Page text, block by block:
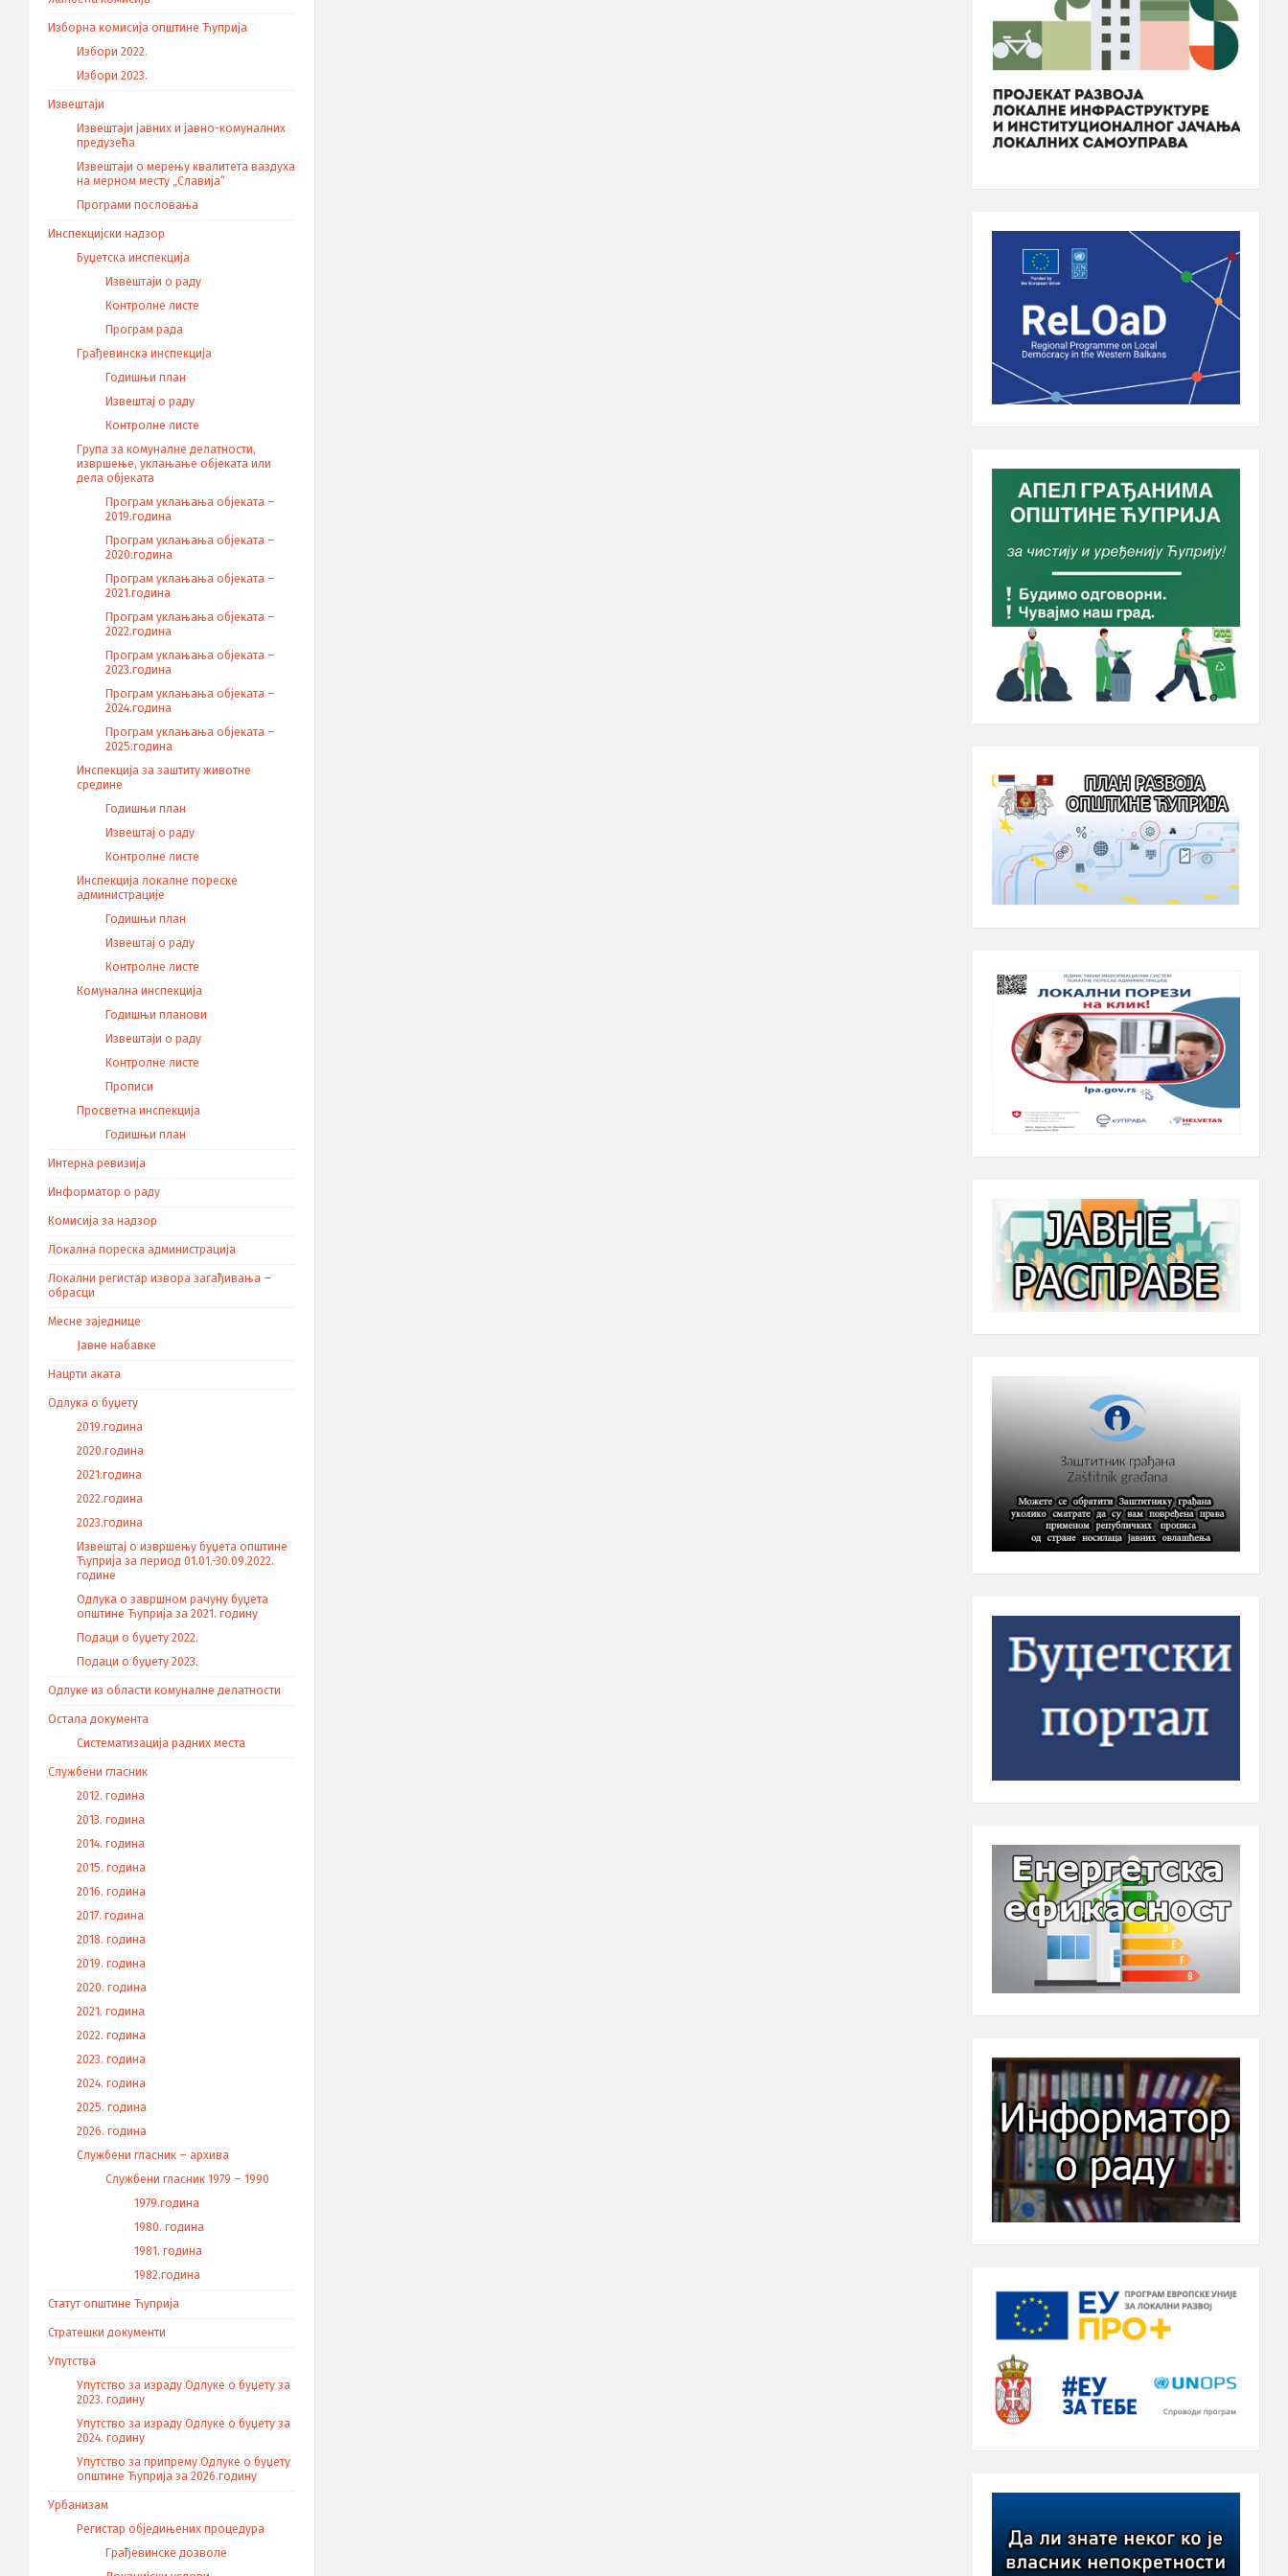
Изборна комисија општине Ћуприја
Избори 2022.
Избори 2023.
Извештаји
Извештаји јавних и јавно-комуналних
предузећа
Извештаји о мерењу квалитета ваздуха
на мерном месту „Славија“
Програми пословања
Инспекцијски надзор
Буџетска инспекција
Извештаји о раду
Контролне листе
Програм рада
Грађевинска инспекција
Годишњи план
Извештај о раду
Контролне листе
Група за комуналне делатности,
извршење, уклањање објеката или
дела објеката
Програм уклањања објеката –
2019.година
Програм уклањања објеката –
2020.година
Програм уклањања објеката –
2021.година
Програм уклањања објеката –
2022.година
Програм уклањања објеката –
2023.година
Програм уклањања објеката –
2024.година
Програм уклањања објеката –
2025.година
Инспекција за заштиту животне
средине
Годишњи план
Извештај о раду
Контролне листе
Инспекција локалне пореске
администрације
Годишњи план
Извештај о раду
Контролне листе
Комунална инспекција
Годишњи планови
Извештаји о раду
Контролне листе
Прописи
Просветна инспекција
Годишњи план
Интерна ревизија
Информатор о раду
Комисија за надзор
Локална пореска администрација
Локални регистар извора загађивања –
обрасци
Месне заједнице
Јавне набавке
Нацрти аката
Одлука о буџету
2019.година
2020.година
2021.година
2022.година
2023.година
Извештај о извршењу буџета општине
Ћуприја за период 01.01.-30.09.2022.
године
Одлука о завршном рачуну буџета
општине Ћуприја за 2021. годину
Подаци о буџету 2022.
Подаци о буџету 2023.
Одлуке из области комуналне делатности
Остала документа
Систематизација радних места
Службени гласник
2012. година
2013. година
2014. година
2015. година
2016. година
2017. година
2018. година
2019. година
2020. година
2021. година
2022. година
2023. година
2024. година
2025. година
2026. година
Службени гласник – архива
Службени гласник 1979 – 1990
1979.година
1980. година
1981. година
1982.година
Статут општине Ћуприја
Стратешки документи
Упутства
Упутство за израду Одлуке о буџету за
2023. годину
Упутство за израду Одлуке о буџету за
2024. годину
Упутство за припрему Одлуке о буџету
општине Ћуприја за 2026.годину
Урбанизам
Регистар обједињених процедура
Грађевинске дозволе